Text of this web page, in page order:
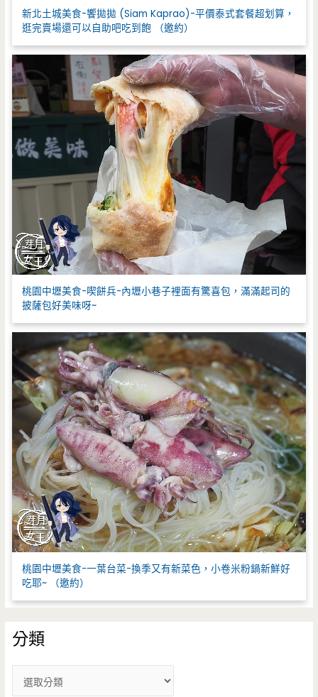
新北土城美食-饗拋拋 (Siam Kaprao)-平價泰式套餐超划算，
逛完賣場還可以自助吧吃到飽 （邀約）
桃園中壢美食-喫餅兵-內壢小巷子裡面有驚喜包，滿滿起司的
披薩包好美味呀~
桃園中壢美食-一葉台菜-換季又有新菜色，小卷米粉鍋新鮮好
吃耶~ （邀約）
分類
類